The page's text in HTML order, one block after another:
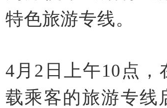
特色旅游专线。
4月2日上午10点
载乘客的旅游专线